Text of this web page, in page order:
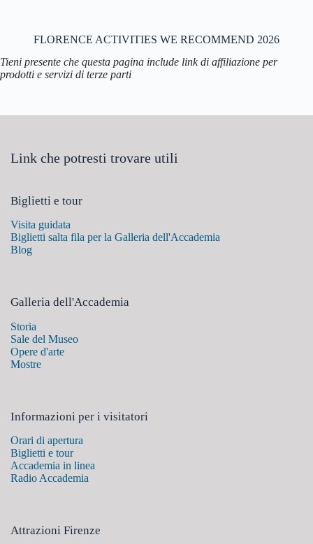
FLORENCE ACTIVITIES WE RECOMMEND 2026
Tieni presente che questa pagina include link di affiliazione per
prodotti e servizi di terze parti
Link che potresti trovare utili
Biglietti e tour
Visita guidata
Biglietti salta fila per la Galleria dell'Accademia
Blog
Galleria dell'Accademia
Storia
Sale del Museo
Opere d'arte
Mostre
Informazioni per i visitatori
Orari di apertura
Biglietti e tour
Accademia in linea
Radio Accademia
Attrazioni Firenze